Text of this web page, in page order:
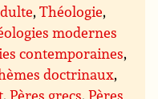
,Théologie,
modernes
contemporaines,
doctrinaux,
,Pères grecs,Pères